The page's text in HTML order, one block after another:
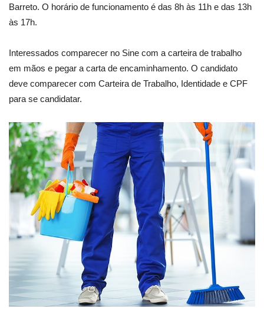
Barreto. O horário de funcionamento é das 8h às 11h e das 13h
às 17h.
Interessados comparecer no Sine com a carteira de trabalho
em mãos e pegar a carta de encaminhamento. O candidato
deve comparecer com Carteira de Trabalho, Identidade e CPF
para se candidatar.